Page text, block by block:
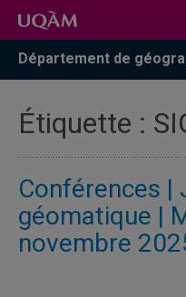
Accéder
recherche
Accéder
menu
pricipal
Accéder
zone
Département de
Étiquette :
Conférences |
géomatique |
novembre